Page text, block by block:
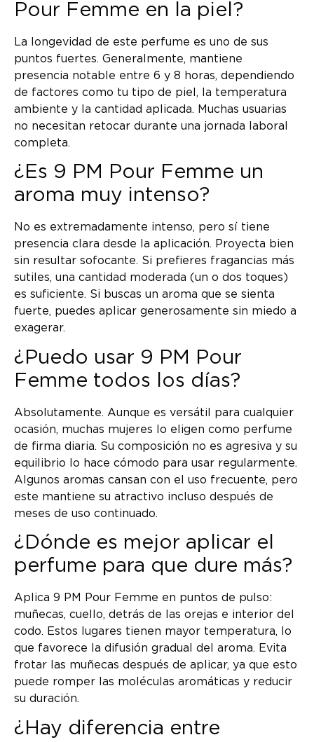
Pour Femme en la piel?
La longevidad de este perfume es uno de sus
puntos fuertes. Generalmente, mantiene
presencia notable entre 6 y 8 horas, dependiendo
de factores como tu tipo de piel, la temperatura
ambiente y la cantidad aplicada. Muchas usuarias
no necesitan retocar durante una jornada laboral
completa.
¿Es 9 PM Pour Femme un
aroma muy intenso?
No es extremadamente intenso, pero sí tiene
presencia clara desde la aplicación. Proyecta bien
sin resultar sofocante. Si prefieres fragancias más
sutiles, una cantidad moderada (un o dos toques)
es suficiente. Si buscas un aroma que se sienta
fuerte, puedes aplicar generosamente sin miedo a
exagerar.
¿Puedo usar 9 PM Pour
Femme todos los días?
Absolutamente. Aunque es versátil para cualquier
ocasión, muchas mujeres lo eligen como perfume
de firma diaria. Su composición no es agresiva y su
equilibrio lo hace cómodo para usar regularmente.
Algunos aromas cansan con el uso frecuente, pero
este mantiene su atractivo incluso después de
meses de uso continuado.
¿Dónde es mejor aplicar el
perfume para que dure más?
Aplica 9 PM Pour Femme en puntos de pulso:
muñecas, cuello, detrás de las orejas e interior del
codo. Estos lugares tienen mayor temperatura, lo
que favorece la difusión gradual del aroma. Evita
frotar las muñecas después de aplicar, ya que esto
puede romper las moléculas aromáticas y reducir
su duración.
¿Hay diferencia entre